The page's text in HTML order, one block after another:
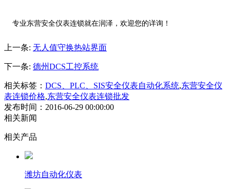
专业东营安全仪表连锁就在润泽，欢迎您的详询！
上一条: 无人值守换热站界面
下一条: 德州DCS工控系统
相关标签： DCS、PLC、SIS安全仪表自动化系统,东营安全仪
表连锁价格,东营安全仪表连锁批发
发布时间：2016-06-29 00:00:00
相关新闻
相关产品
潍坊自动化仪表